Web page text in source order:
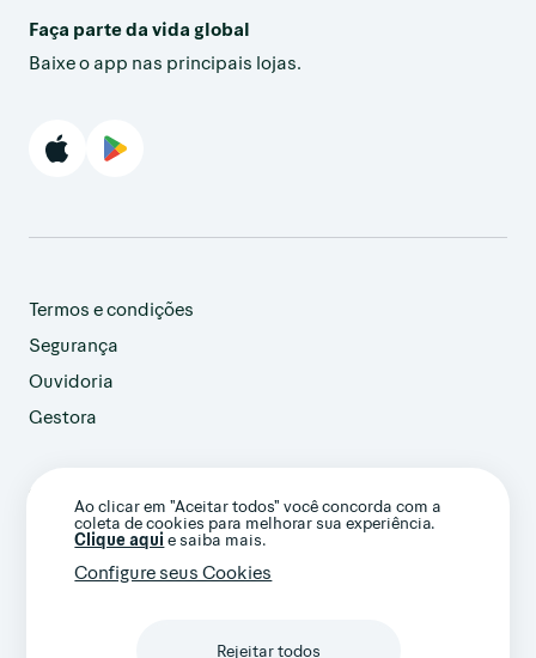
Ao clicar em "Aceitar todos" você concorda com a
coleta de cookies para melhorar sua experiência.
Clique aqui e saiba mais.
Configure seus Cookies
Rejeitar todos
Faça parte da vida global
Baixe o app nas principais lojas.
Termos e condições
Segurança
Ouvidoria
Gestora
customer@avenue.us
+1 786-220-7233
(Ligação internacional)